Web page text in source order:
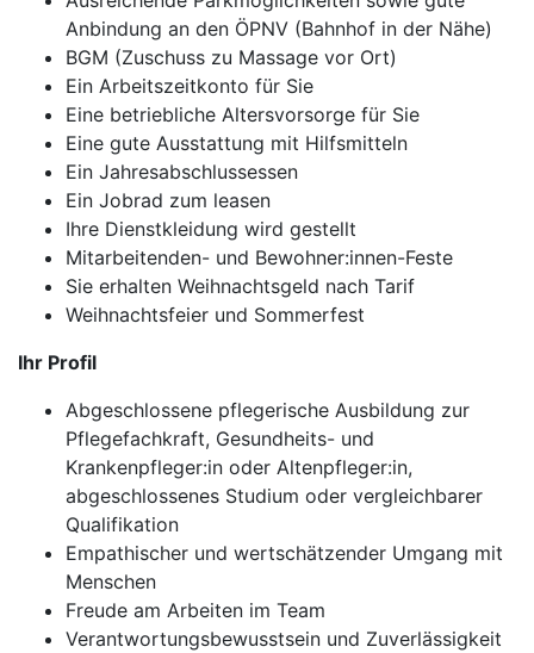
Anbindung an den ÖPNV (Bahnhof in der Nähe)
BGM (Zuschuss zu Massage vor Ort)
Ein Arbeitszeitkonto für Sie
Eine betriebliche Altersvorsorge für Sie
Eine gute Ausstattung mit Hilfsmitteln
Ein Jahresabschlussessen
Ein Jobrad zum leasen
Ihre Dienstkleidung wird gestellt
Mitarbeitenden- und Bewohner:innen-Feste
Sie erhalten Weihnachtsgeld nach Tarif
Weihnachtsfeier und Sommerfest
Ihr Profil
Abgeschlossene pflegerische Ausbildung zur
Pflegefachkraft, Gesundheits- und
Krankenpfleger:in oder Altenpfleger:in,
abgeschlossenes Studium oder vergleichbarer
Qualifikation
Empathischer und wertschätzender Umgang mit
Menschen
Freude am Arbeiten im Team
Verantwortungsbewusstsein und Zuverlässigkeit